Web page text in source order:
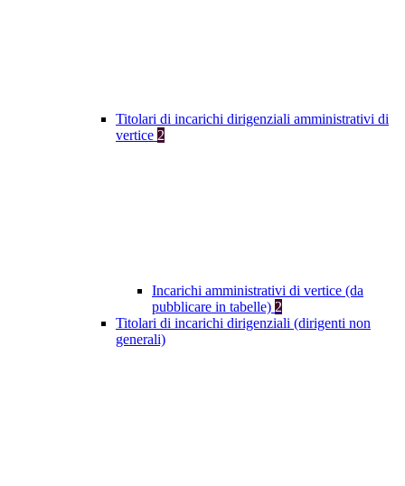
Titolari di incarichi dirigenziali amministrativi di
vertice 2
Incarichi amministrativi di vertice (da
pubblicare in tabelle) 2
Titolari di incarichi dirigenziali (dirigenti non
generali)